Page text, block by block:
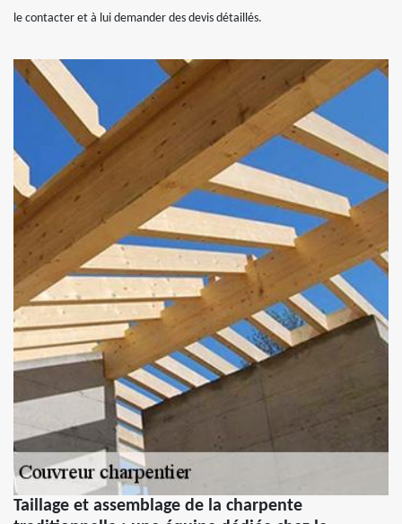
le contacter et à lui demander des devis détaillés.
Taillage et assemblage de la charpente